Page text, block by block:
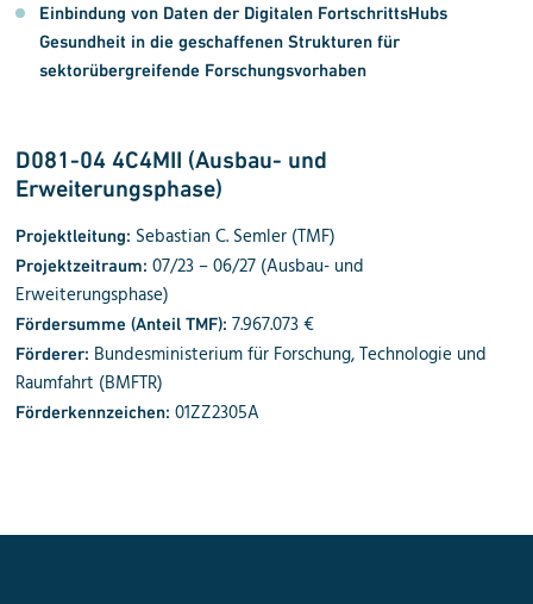
Einbindung von Daten der Digitalen FortschrittsHubs
Gesundheit in die geschaffenen Strukturen für
sektorübergreifende Forschungsvorhaben
D081-04 4C4MII (Ausbau- und
Erweiterungsphase)
Projektleitung: Sebastian C. Semler (TMF)
Projektzeitraum: 07/23 – 06/27 (Ausbau- und
Erweiterungsphase)
Fördersumme (Anteil TMF): 7.967.073 €
Förderer: Bundesministerium für Forschung, Technologie und
Raumfahrt (BMFTR)
Förderkennzeichen:01ZZ2305A